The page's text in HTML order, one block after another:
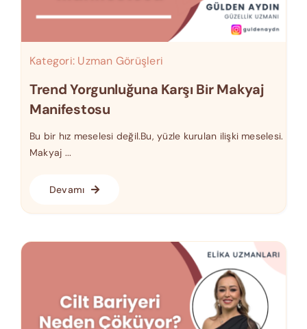
Kategori: Uzman Görüşleri
Trend Yorgunluğuna Karşı Bir Makyaj
Manifestosu
Bu bir hız meselesi değil.Bu, yüzle kurulan ilişki meselesi.
Makyaj ...
Devamı